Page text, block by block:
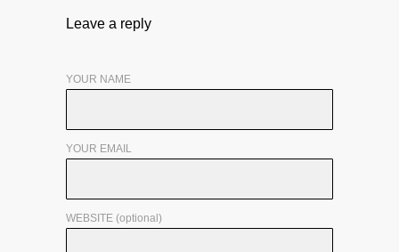
Leave a reply
YOUR NAME
YOUR EMAIL
WEBSITE (optional)